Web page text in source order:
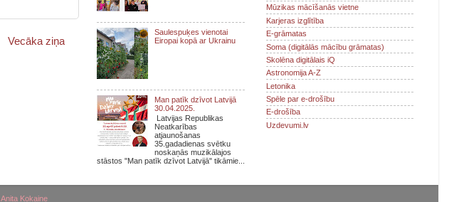
Vecāka ziņa
Saulespuķes vienotai
Eiropai kopā ar Ukrainu
Man patīk dzīvot Latvijā
30.04.2025.
Latvijas Republikas
Neatkarības
atjaunošanas
35.gadadienas svētku
noskaņās muzikālajos
stāstos "Man patīk dzīvot Latvijā" tikāmie...
Mūzikas mācīšanās vietne
Karjeras izglītība
E-grāmatas
Soma (digitālās mācību grāmatas)
Skolēna digitālais iQ
Astronomija A-Z
Letonika
Spēle par e-drošību
E-drošība
Uzdevumi.lv
Anita Kokaine